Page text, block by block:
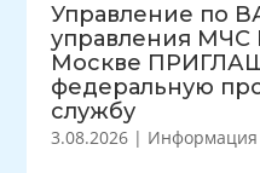
Управление по
управления МЧС
Москве
федеральную
службу
3.08.2026 |